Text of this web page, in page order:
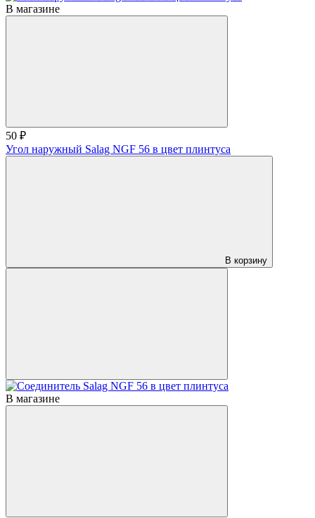
В магазине
50 ₽
Угол наружный Salag NGF 56 в цвет плинтуса
В корзину
В магазине